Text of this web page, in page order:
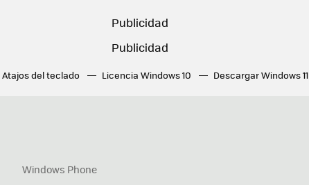
Atajos del teclado Licencia Windows 10 Descargar Windows 11
Windows Phone